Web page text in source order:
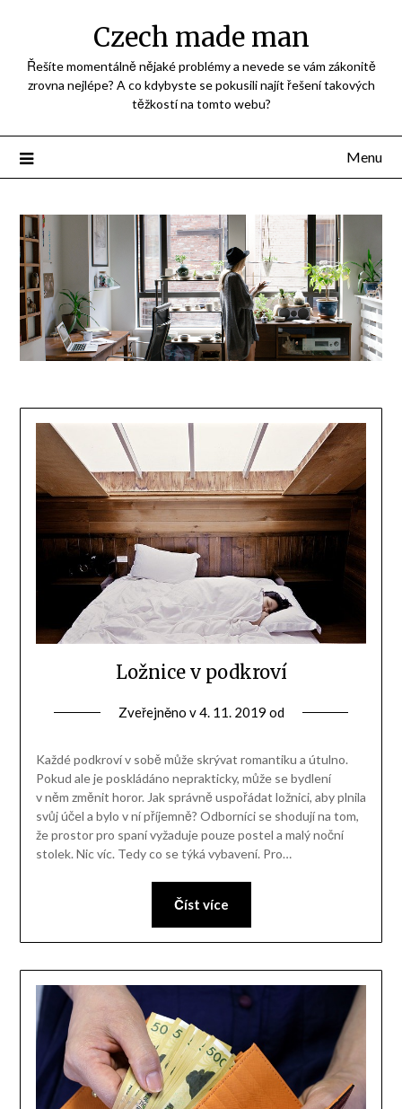
obsah
Czech made man
Řešíte momentálně nějaké problémy a nevede se vám zákonitě
zrovna nejlépe? A co kdybyste se pokusili najít řešení takových
těžkostí na tomto webu?
Menu
Ložnice v podkroví
Zveřejněno v4. 11. 2019 od
Každé podkroví v sobě může skrývat romantiku a útulno.
Pokud ale je poskládáno neprakticky, může se bydlení
v něm změnit horor. Jak správně uspořádat ložnici, aby plnila
svůj účel a bylo v ní příjemně? Odborníci se shodují na tom,
že prostor pro spaní vyžaduje pouze postel a malý noční
stolek. Nic víc. Tedy co se týká vybavení. Pro…
Číst více